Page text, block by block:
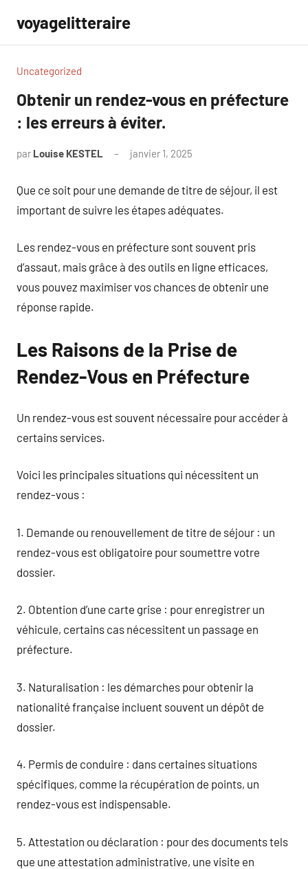
contenu
voyagelitteraire
Uncategorized
Obtenir un rendez-vous en préfecture
: les erreurs à éviter.
par Louise KESTEL janvier 1, 2025
Que ce soit pour une demande de titre de séjour, il est
important de suivre les étapes adéquates.
Les rendez-vous en préfecture sont souvent pris
d’assaut, mais grâce à des outils en ligne efficaces,
vous pouvez maximiser vos chances de obtenir une
réponse rapide.
Les Raisons de la Prise de
Rendez-Vous en Préfecture
Un rendez-vous est souvent nécessaire pour accéder à
certains services.
Voici les principales situations qui nécessitent un
rendez-vous :
1. Demande ou renouvellement de titre de séjour : un
rendez-vous est obligatoire pour soumettre votre
dossier.
2. Obtention d’une carte grise : pour enregistrer un
véhicule, certains cas nécessitent un passage en
préfecture.
3. Naturalisation : les démarches pour obtenir la
nationalité française incluent souvent un dépôt de
dossier.
4. Permis de conduire : dans certaines situations
spécifiques, comme la récupération de points, un
rendez-vous est indispensable.
5. Attestation ou déclaration : pour des documents tels
que une attestation administrative, une visite en